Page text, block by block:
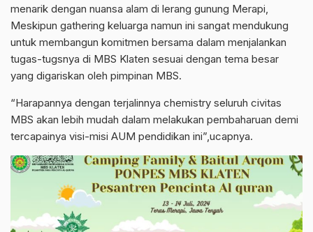
menarik dengan nuansa alam di lerang gunung Merapi,
Meskipun gathering keluarga namun ini sangat mendukung
untuk membangun komitmen bersama dalam menjalankan
tugas-tugsnya di MBS Klaten sesuai dengan tema besar
yang digariskan oleh pimpinan MBS.
“Harapannya dengan terjalinnya chemistry seluruh civitas
MBS akan lebih mudah dalam melakukan pembaharuan demi
tercapainya visi-misi AUM pendidikan ini”,ucapnya.